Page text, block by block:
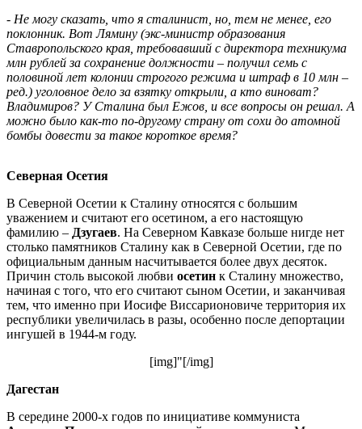
- Не могу сказать, что я сталинист, но, тем не менее, его
поклонник. Вот Лямину (экс-министр образования
Ставропольского края, требовавший с директора техникума
млн рублей за сохранение должности – получил семь с
половиной лет колонии строгого режима и штраф в 10 млн –
ред.) уголовное дело за взятку открыли, а кто виноват?
Владимиров? У Сталина был Ежов, и все вопросы он решал. А
можно было как-то по-другому страну от сохи до атомной
бомбы довести за такое короткое время?
Северная Осетия
В Северной Осетии к Сталину относятся с большим
уважением и считают его осетином, а его настоящую
фамилию – Дзугаев. На Северном Кавказе больше нигде нет
столько памятников Сталину как в Северной Осетии, где по
официальным данным насчитывается более двух десяток.
Причин столь высокой любви осетин к Сталину множество,
начиная с того, что его считают сыном Осетии, и заканчивая
тем, что именно при Иосифе Виссарионовиче территория их
республики увеличилась в разы, особенно после депортации
ингушей в 1944-м году.
[img]"[/img]
Дагестан
В середине 2000-х годов по инициативе коммуниста